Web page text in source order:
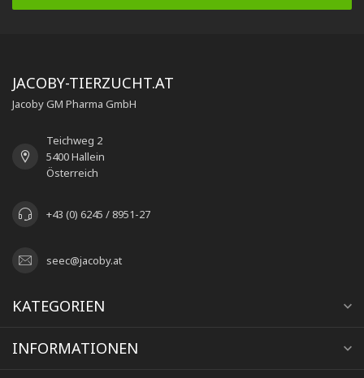
JACOBY-TIERZUCHT.AT
Jacoby GM Pharma GmbH
Teichweg 2
5400 Hallein
Österreich
+43 (0) 6245 / 8951-27
seec@jacoby.at
KATEGORIEN
INFORMATIONEN